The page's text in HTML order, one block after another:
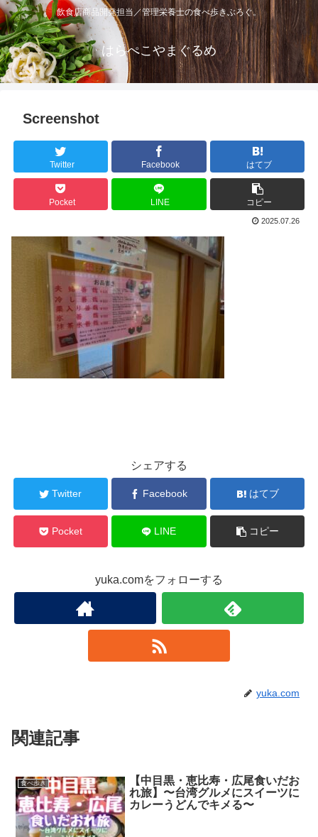
飲食店商品開発担当／管理栄養士の食べ歩きぶろぐ。
はらぺこやまぐるめ
Screenshot
Twitter Facebook はてブ
Pocket LINE コピー
2025.07.26
シェアする
Twitter Facebook はてブ
Pocket LINE コピー
yuka.comをフォローする
yuka.com
関連記事
食べ歩き
【中目黒・恵比寿・広尾食いだお
れ旅】〜台湾グルメにスイーツに
カレーうどんでキメる〜